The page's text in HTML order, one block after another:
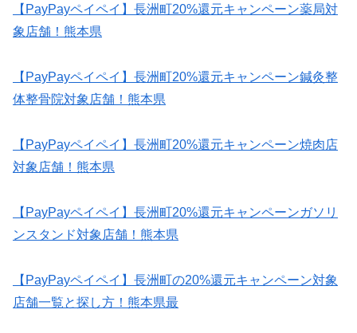
【PayPayペイペイ】長洲町20%還元キャンペーン薬局対
象店舗！熊本県
【PayPayペイペイ】長洲町20%還元キャンペーン鍼灸整
体整骨院対象店舗！熊本県
【PayPayペイペイ】長洲町20%還元キャンペーン焼肉店
対象店舗！熊本県
【PayPayペイペイ】長洲町20%還元キャンペーンガソリ
ンスタンド対象店舗！熊本県
【PayPayペイペイ】長洲町の20%還元キャンペーン対象
店舗一覧と探し方！熊本県最